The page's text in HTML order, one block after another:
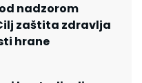
nadzorom
zaštita zdravlja
hrane